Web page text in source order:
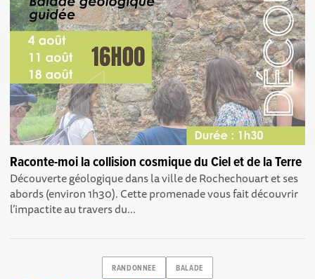
Raconte-moi la collision cosmique du Ciel et de la Terre
Découverte géologique dans la ville de Rochechouart et ses
abords (environ 1h30). Cette promenade vous fait découvrir
l’impactite au travers du...
RANDONNEE BALADE